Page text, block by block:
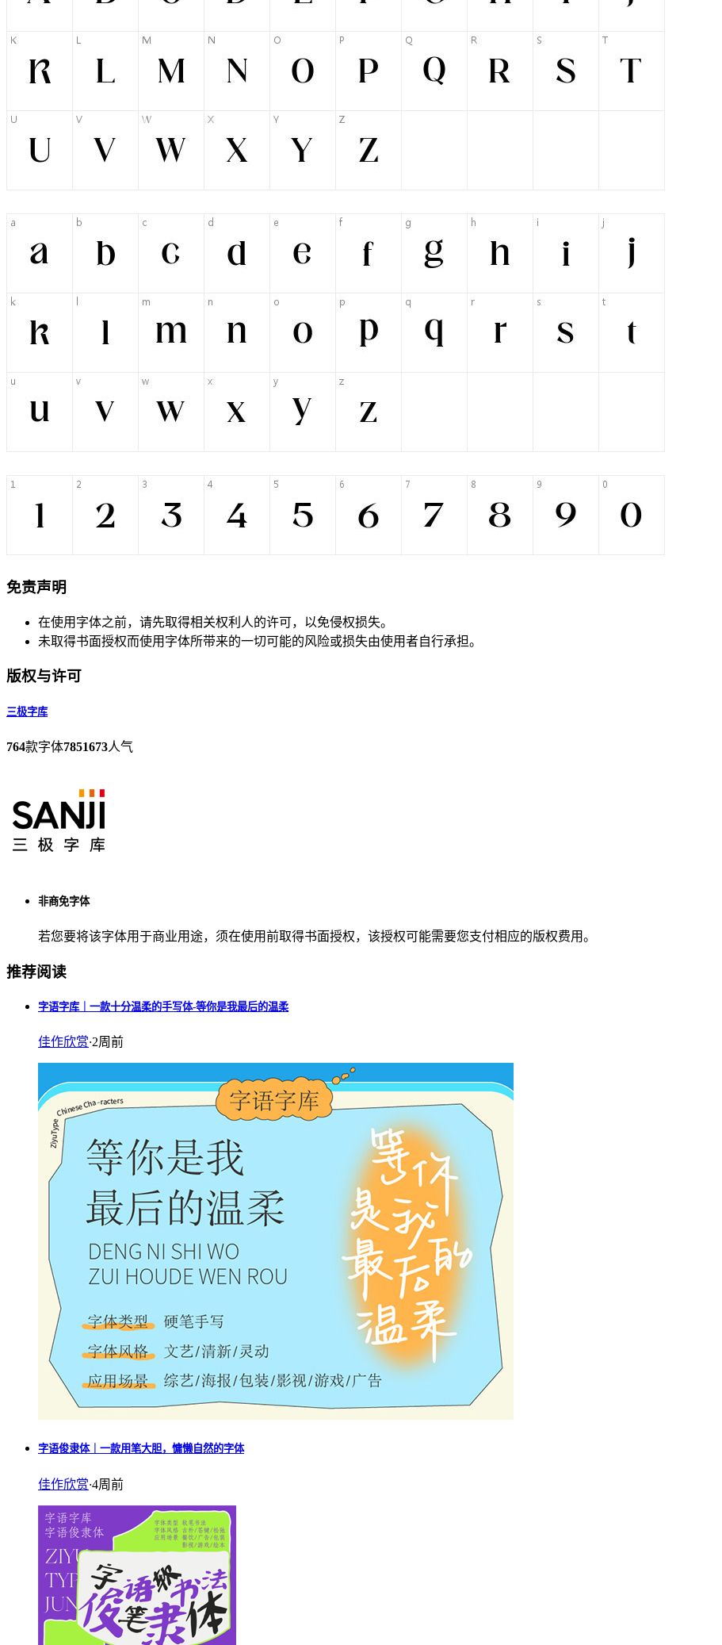
免责声明
在使用字体之前，请先取得相关权利人的许可，以免侵权损失。
未取得书面授权而使用字体所带来的一切可能的风险或损失由使用者自行承担。
版权与许可
三极字库
764款字体7851673人气
非商免字体
若您要将该字体用于商业用途，须在使用前取得书面授权，该授权可能需要您支付相应的版权费用。
推荐阅读
字语字库｜一款十分温柔的手写体-等你是我最后的温柔
佳作欣赏·2周前
字语俊隶体｜一款用笔大胆，慵懒自然的字体
佳作欣赏·4周前